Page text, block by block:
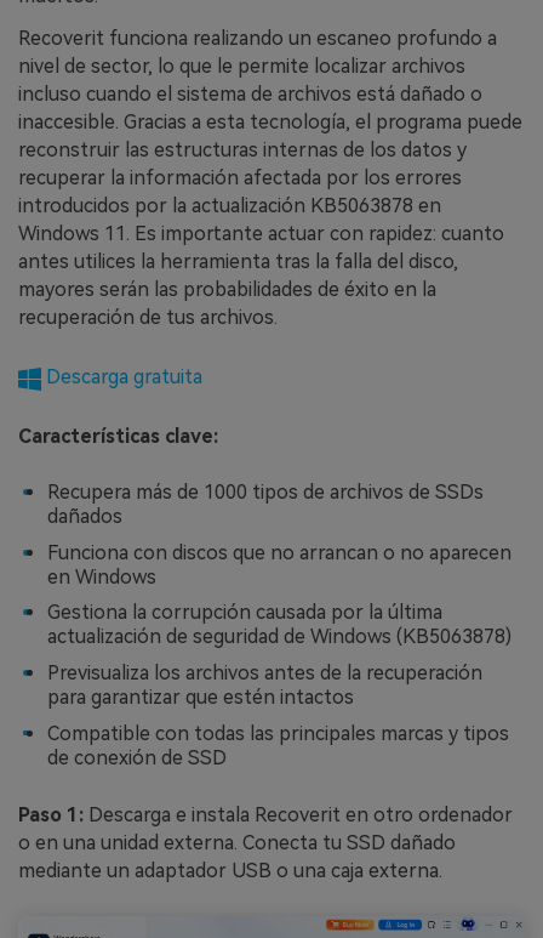
Recoverit funciona realizando un escaneo profundo a
nivel de sector, lo que le permite localizar archivos
incluso cuando el sistema de archivos está dañado o
inaccesible. Gracias a esta tecnología, el programa puede
reconstruir las estructuras internas de los datos y
recuperar la información afectada por los errores
introducidos por la actualización KB5063878 en
Windows 11. Es importante actuar con rapidez: cuanto
antes utilices la herramienta tras la falla del disco,
mayores serán las probabilidades de éxito en la
recuperación de tus archivos.
Descarga gratuita
Características clave:
Recupera más de 1000 tipos de archivos de SSDs
dañados
Funciona con discos que no arrancan o no aparecen
en Windows
Gestiona la corrupción causada por la última
actualización de seguridad de Windows (KB5063878)
Previsualiza los archivos antes de la recuperación
para garantizar que estén intactos
Compatible con todas las principales marcas y tipos
de conexión de SSD
Paso 1: Descarga e instala Recoverit en otro ordenador
o en una unidad externa. Conecta tu SSD dañado
mediante un adaptador USB o una caja externa.